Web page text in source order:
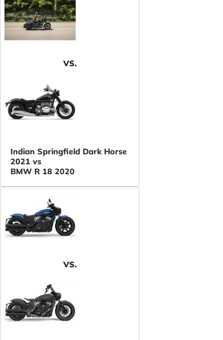
VS.
Indian Springfield Dark Horse
2021 vs
BMW R 18 2020
VS.